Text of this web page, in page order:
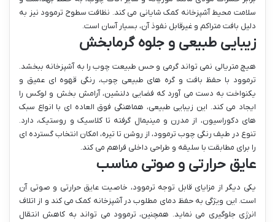
سلامت محیط آشپزخانه کمک شایانی می کند. نظافت سطوح ترموود نیز به
دلیل بافت متراکم و غیرقابل نفوذ آن، بسیار آسان است.
زیبایی طبیعی و جلوه گرمابخش
هیچ متریالی نمی تواند گرمی و حس طبیعت چوب را به آشپزخانه ببخشد.
ترموود با حفظ بافت و گره های طبیعی چوب، رنگی قهوه ای عمیق و
یکنواخت به دست می آورد که فضایی دلنشین، آرامش بخش و لوکس را
ایجاد می کند. این زیبایی طبیعی، هماهنگی فوق العاده ای با انواع سبک
های دکوراسیون، از مدرن و مینیمال گرفته تا کلاسیک و روستیک، دارد.
تنوع در طیف رنگی چوب ترموود، از روشن تا تیره، امکان انتخاب گسترده ای
را برای مطابقت با سلیقه و طراحی داخلی فراهم می کند.
عایق حرارتی و صوتی مناسب
یکی دیگر از مزایای قابل توجه ترموود، خاصیت عایق حرارتی و صوتی آن
است. این ویژگی به حفظ دمای مطلوب در آشپزخانه کمک می کند و از اتلاف
انرژی جلوگیری می نماید. همچنین، ترموود می تواند به کاهش انتقال